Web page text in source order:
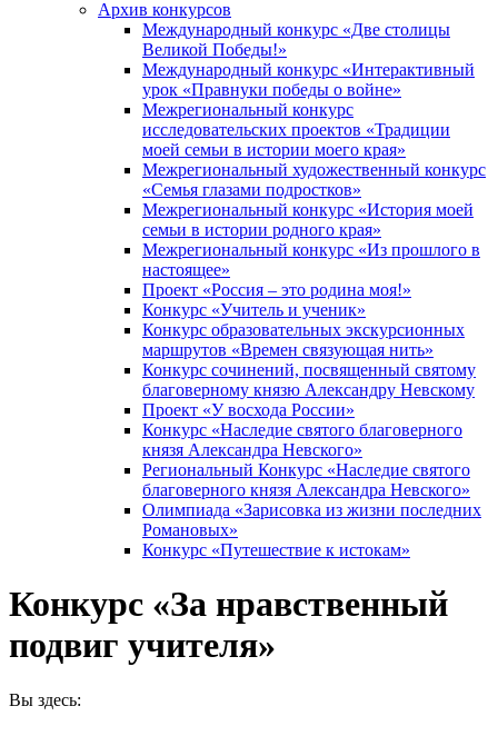
Архив конкурсов
Международный конкурс «Две столицы
Великой Победы!»
Международный конкурс «Интерактивный
урок «Правнуки победы о войне»
Межрегиональный конкурс
исследовательских проектов «Традиции
моей семьи в истории моего края»
Межрегиональный художественный конкурс
«Семья глазами подростков»
Межрегиональный конкурс «История моей
семьи в истории родного края»
Межрегиональный конкурс «Из прошлого в
настоящее»
Проект «Россия – это родина моя!»
Конкурс «Учитель и ученик»
Конкурс образовательных экскурсионных
маршрутов «Времен связующая нить»
Конкурс сочинений, посвященный святому
благоверному князю Александру Невскому
Проект «У восхода России»
Конкурс «Наследие святого благоверного
князя Александра Невского»
Региональный Конкурс «Наследие святого
благоверного князя Александра Невского»
Олимпиада «Зарисовка из жизни последних
Романовых»
Конкурс «Путешествие к истокам»
Конкурс «За нравственный
подвиг учителя»
Вы здесь: